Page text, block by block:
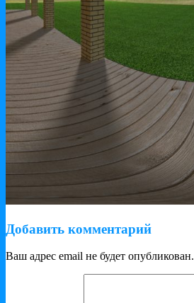
Добавить комментарий
Ваш адрес email не будет опубликован.